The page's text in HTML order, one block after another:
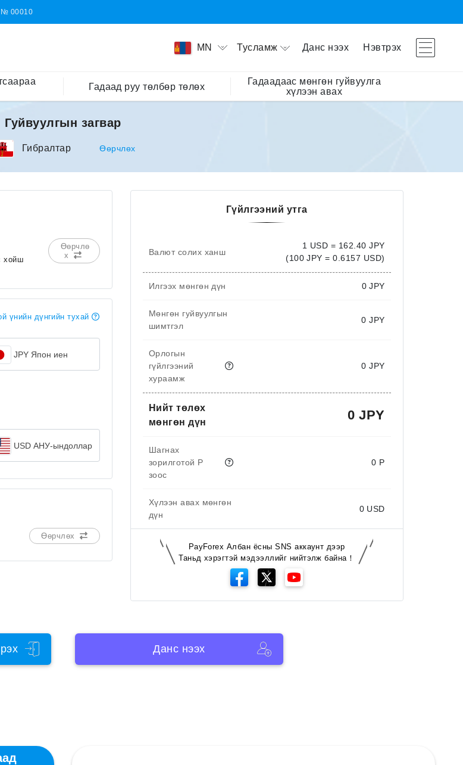
№ 00010
MN Тусламж Данс нээх Нэвтрэх
Гадаад руу төлбөр төлөх
Гадаадаас мөнгөн гуйвуулга
хүлээн авах
Гуйвуулгын загвар
Гибралтар Өөрчлөх
хойш
Өөрчлө
х
үнийн дүнгийн тухай
JPY Япон иен
USD АНУ-ындоллар
Өөрчлөх
Гүйлгээний утга
Валют солих ханш
1 USD = 162.40 JPY
(100 JPY = 0.6157 USD)
Илгээх мөнгөн дүн 0 JPY
Мөнгөн гуйвуулгын
шимтгэл
0 JPY
Орлогын
гүйлгээний
хураамж
0 JPY
Нийт төлөх
мөнгөн дүн
0 JPY
Шагнах
зорилготой P
зоос
0 P
Хүлээн авах мөнгөн
дүн
0 USD
PayForex Албан ёсны SNS аккаунт дээр
Таньд хэрэгтэй мэдээллийг нийтэлж байна！
Данс нээх